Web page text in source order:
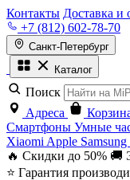
Контакты Доставка и
+7 (812) 602-78-70
Санкт-Петербург
Каталог
Поиск
Адреса
Смартфоны Умные
Xiaomi Apple Samsung
🔥 Скидки до 50% 🚚
⭐ Гарантия